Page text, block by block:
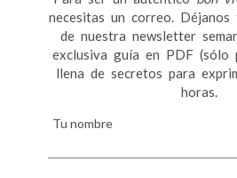
necesitas un correo. Déjanos
de nuestra newsletter
exclusiva guía en PDF (sólo
llena de secretos para
horas.
Tu nombre